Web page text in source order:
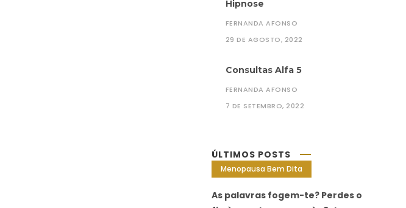
Hipnose
FERNANDA AFONSO
29 DE AGOSTO, 2022
Consultas Alfa 5
FERNANDA AFONSO
7 DE SETEMBRO, 2022
ÚLTIMOS POSTS
Menopausa Bem Dita
As palavras fogem-te? Perdes o